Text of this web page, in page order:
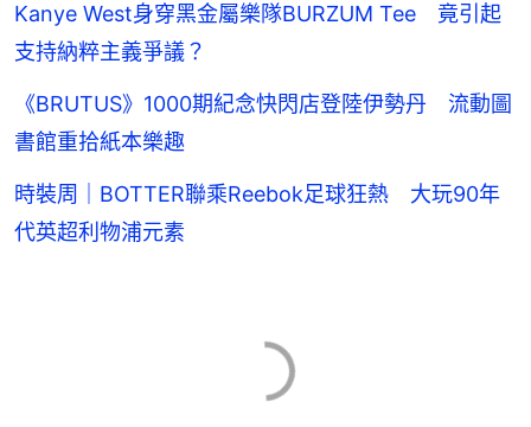
Kanye West身穿黑金屬樂隊BURZUM Tee 竟引起
支持納粹主義爭議？
《BRUTUS》1000期紀念快閃店登陸伊勢丹 流動圖
書館重拾紙本樂趣
時裝周｜BOTTER聯乘Reebok足球狂熱 大玩90年
代英超利物浦元素